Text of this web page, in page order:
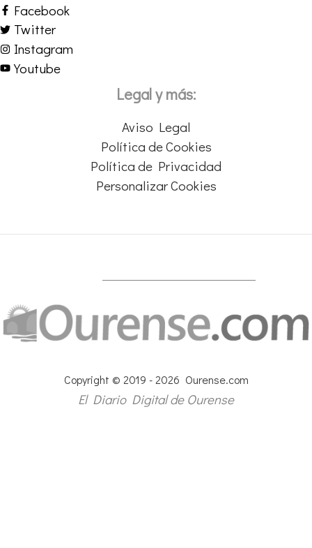
Facebook
Twitter
Instagram
Youtube
Legal y más:
Aviso Legal
Política de Cookies
Política de Privacidad
Personalizar Cookies
Copyright © 2019 - 2026 Ourense.com
El Diario Digital de Ourense